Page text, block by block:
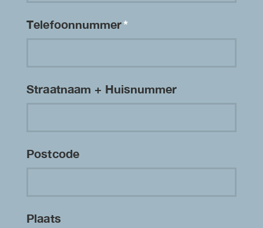
Telefoonnummer*
Straatnaam + Huisnummer
Postcode
Plaats